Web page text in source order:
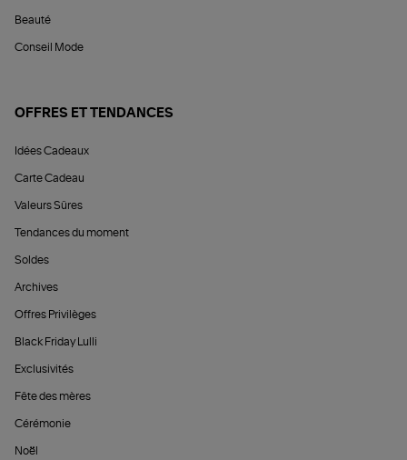
Beauté
Conseil Mode
OFFRES ET TENDANCES
Idées Cadeaux
Carte Cadeau
Valeurs Sûres
Tendances du moment
Soldes
Archives
Offres Privilèges
Black Friday Lulli
Exclusivités
Fête des mères
Cérémonie
Noël